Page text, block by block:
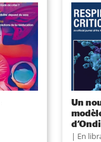
Un
En